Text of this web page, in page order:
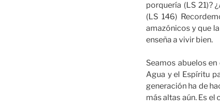
porquería (LS 21)?
(LS 146)
amazónicos y que
enseña a vivir bien.
Seamos abuelos
Agua y el Espíritu
generación ha de
más altas aún. Es